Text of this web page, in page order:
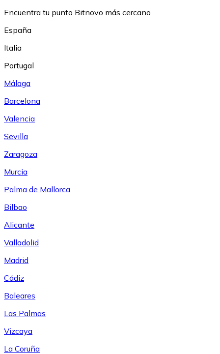
Encuentra tu punto Bitnovo más cercano
España
Italia
Portugal
Málaga
Barcelona
Valencia
Sevilla
Zaragoza
Murcia
Palma de Mallorca
Bilbao
Alicante
Valladolid
Madrid
Cádiz
Baleares
Las Palmas
Vizcaya
La Coruña